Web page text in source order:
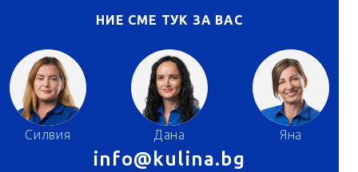
НИЕ СМЕ ТУК ЗА ВАС
Силвия Дана Яна
info@kulina.bg